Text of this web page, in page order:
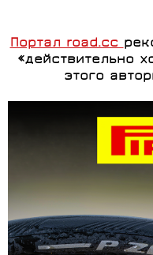
Портал road.cc
«действительно
этого